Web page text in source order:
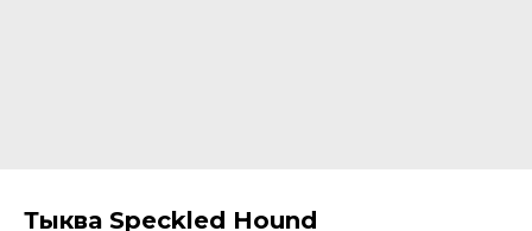
Тыква Speckled Hound